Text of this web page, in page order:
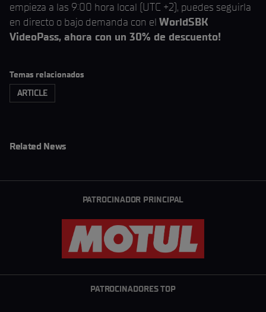
empieza a las 9:00 hora local (UTC +2), puedes seguirla
en directo o bajo demanda con el WorldSBK
VideoPass, ahora con un 30% de descuento!
Temas relacionados
ARTICLE
Related News
PATROCINADOR PRINCIPAL
PATROCINADORES TOP